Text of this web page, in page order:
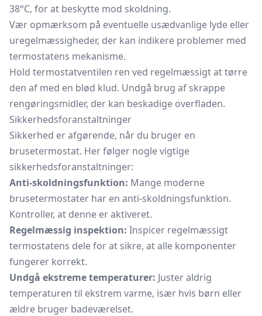
38°C, for at beskytte mod skoldning.
Vær opmærksom på eventuelle usædvanlige lyde eller
uregelmæssigheder, der kan indikere problemer med
termostatens mekanisme.
Hold termostatventilen ren ved regelmæssigt at tørre
den af med en blød klud. Undgå brug af skrappe
rengøringsmidler, der kan beskadige overfladen.
Sikkerhedsforanstaltninger
Sikkerhed er afgørende, når du bruger en
brusetermostat. Her følger nogle vigtige
sikkerhedsforanstaltninger:
Anti-skoldningsfunktion: Mange moderne
brusetermostater har en anti-skoldningsfunktion.
Kontroller, at denne er aktiveret.
Regelmæssig inspektion: Inspicer regelmæssigt
termostatens dele for at sikre, at alle komponenter
fungerer korrekt.
Undgå ekstreme temperaturer: Juster aldrig
temperaturen til ekstrem varme, især hvis børn eller
ældre bruger badeværelset.